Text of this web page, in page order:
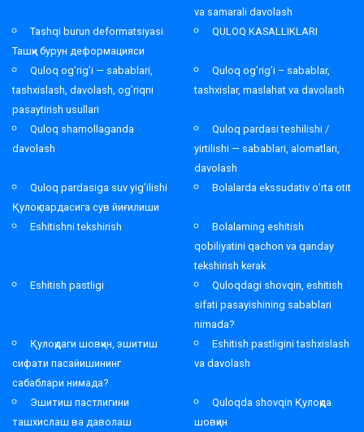
va samarali davolash
Tashqi burun deformatsiyasi
Ташқи бурун деформацияси
QULOQ KASALLIKLARI
Quloq og’rig’i — sabablari,
tashxislash, davolash, og’riqni
pasaytirish usullari
Quloq og’rig’i – sabablar,
tashxislar, maslahat va davolash
Quloq shamollaganda
davolash
Quloq pardasi teshilishi /
yirtilishi — sabablari, alomatlari,
davolash
Quloq pardasiga suv yig’ilishi
Қулоқ пардасига сув йиғилиши
Bolalarda ekssudativ o’rta otit
Eshitishni tekshirish
Bolalarning eshitish
qobiliyatini qachon va qanday
tekshirish kerak
Eshitish pastligi
Quloqdagi shovqin, eshitish
sifati pasayishining sabablari
nimada?
Қулоқдаги шовқин, эшитиш
сифати пасайишининг
сабаблари нимада?
Eshitish pastligini tashxislash
va davolash
Эшитиш пастлигини
ташхислаш ва даволаш
Quloqda shovqin Қулоқда
шовқин